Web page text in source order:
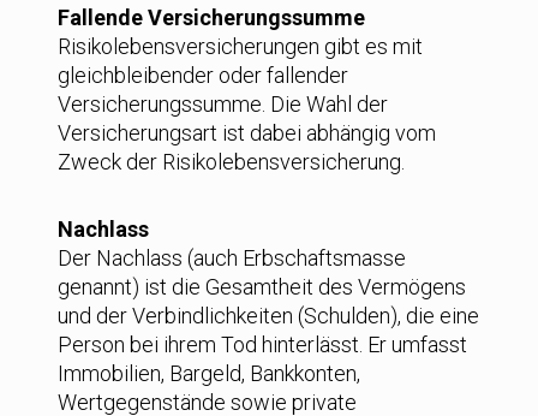
Fallende Versicherungssumme
Risikolebensversicherungen gibt es mit
gleichbleibender oder fallender
Versicherungssumme. Die Wahl der
Versicherungsart ist dabei abhängig vom
Zweck der Risikolebensversicherung.
Nachlass
Der Nachlass (auch Erbschaftsmasse
genannt) ist die Gesamtheit des Vermögens
und der Verbindlichkeiten (Schulden), die eine
Person bei ihrem Tod hinterlässt. Er umfasst
Immobilien, Bargeld, Bankkonten,
Wertgegenstände sowie private